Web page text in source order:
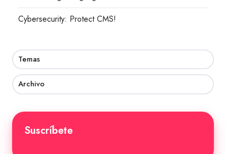
Cybersecurity: Protect CMS!
Temas
Archivo
Suscríbete